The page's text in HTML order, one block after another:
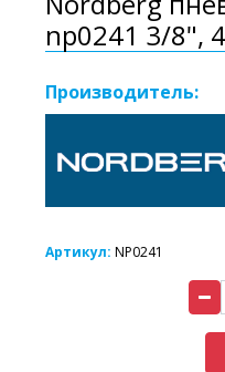
np0241 3/8",
Производитель:
Артикул: NP0241